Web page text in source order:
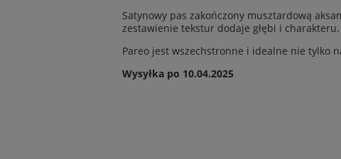
Satynowy pas zakończony musztardową
zestawienie tekstur dodaje głębi i charakteru.
Pareo jest wszechstronne i idealne nie tylko
Wysyłka po 10.04.2025